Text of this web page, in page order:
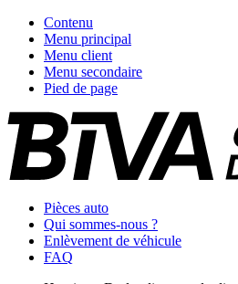
Contenu
Menu principal
Menu client
Menu secondaire
Pied de page
Pièces auto
Qui sommes-nous ?
Enlèvement de véhicule
FAQ